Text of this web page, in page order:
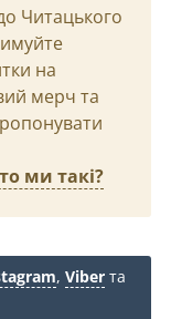
Читацького
на
мерч та
ми такі?
, Viber та